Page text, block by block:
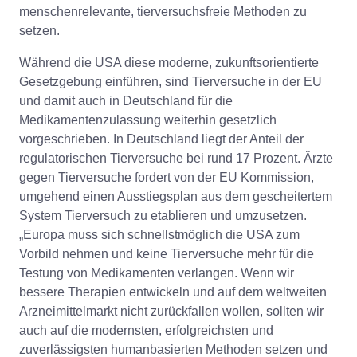
menschenrelevante, tierversuchsfreie Methoden zu
setzen.
Während die USA diese moderne, zukunftsorientierte
Gesetzgebung einführen, sind Tierversuche in der EU
und damit auch in Deutschland für die
Medikamentenzulassung weiterhin gesetzlich
vorgeschrieben. In Deutschland liegt der Anteil der
regulatorischen Tierversuche bei rund 17 Prozent. Ärzte
gegen Tierversuche fordert von der EU Kommission,
umgehend einen Ausstiegsplan aus dem gescheitertem
System Tierversuch zu etablieren und umzusetzen.
„Europa muss sich schnellstmöglich die USA zum
Vorbild nehmen und keine Tierversuche mehr für die
Testung von Medikamenten verlangen. Wenn wir
bessere Therapien entwickeln und auf dem weltweiten
Arzneimittelmarkt nicht zurückfallen wollen, sollten wir
auch auf die modernsten, erfolgreichsten und
zuverlässigsten humanbasierten Methoden setzen und